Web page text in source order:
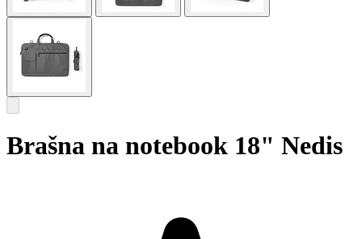
Brašna na notebook 18" Nedis